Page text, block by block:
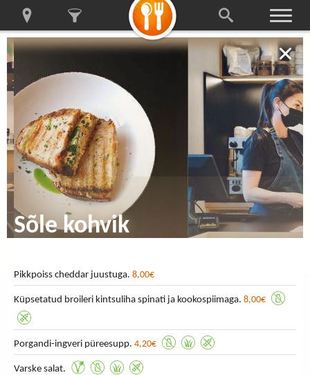
Sõle kohvik
Pikkpoiss cheddar juustuga. 8,00€
Küpsetatud broileri kintsuliha spinati ja kookospiimaga. 8,00€
Porgandi-ingveri püreesupp. 4,20€
Varske salat.